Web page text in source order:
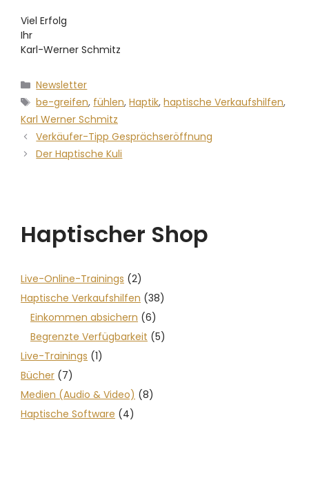
Viel Erfolg
Ihr
Karl-Werner Schmitz
Newsletter
be-greifen, fühlen,Haptik,haptische Verkaufshilfen,
Karl Werner Schmitz
Verkäufer-Tipp Gesprächseröffnung
Der Haptische Kuli
Haptischer Shop
Live-Online-Trainings (2)
Haptische Verkaufshilfen (38)
Einkommen absichern (6)
Begrenzte Verfügbarkeit (5)
Live-Trainings (1)
Bücher (7)
Medien (Audio & Video) (8)
Haptische Software (4)